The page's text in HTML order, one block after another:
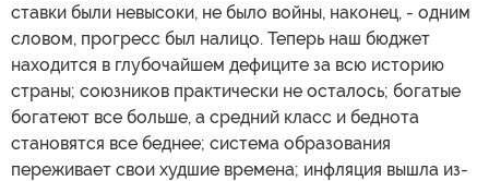
ставки были невысоки, не было войны, наконец, - одним
словом, прогресс был налицо. Теперь наш бюджет
находится в глубочайшем дефиците за всю историю
страны; союзников практически не осталось; богатые
богатеют все больше, а средний класс и беднота
становятся все беднее; система образования
переживает свои худшие времена; инфляция вышла из-